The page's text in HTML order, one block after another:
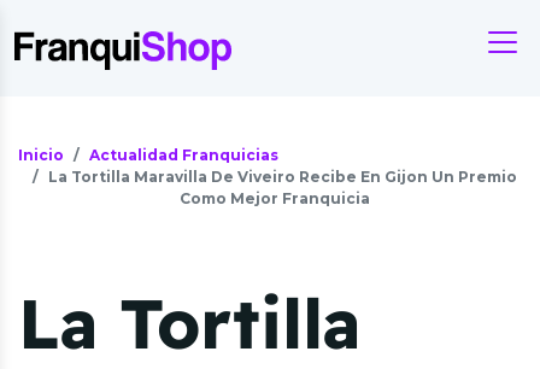
Inicio
Actualidad Franquicias
La Tortilla Maravilla De Viveiro Recibe En Gijon Un Premio
Como Mejor Franquicia
La Tortilla